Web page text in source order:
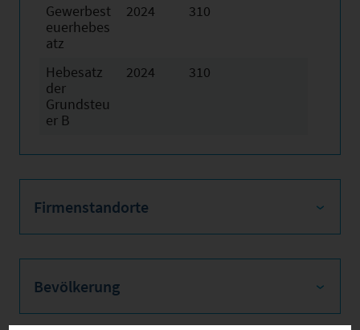
Gewerbest
euerhebes
atz
2024 310
Hebesatz
der
Grundsteu
er B
2024 310
Firmenstandorte
Bevölkerung